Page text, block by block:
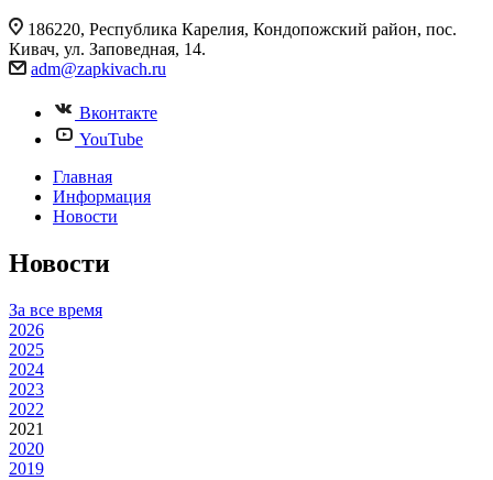
186220, Республика Карелия, Кондопожский район, пос.
Кивач, ул. Заповедная, 14.
adm@zapkivach.ru
Вконтакте
YouTube
Главная
Информация
Новости
Новости
За все время
2026
2025
2024
2023
2022
2021
2020
2019